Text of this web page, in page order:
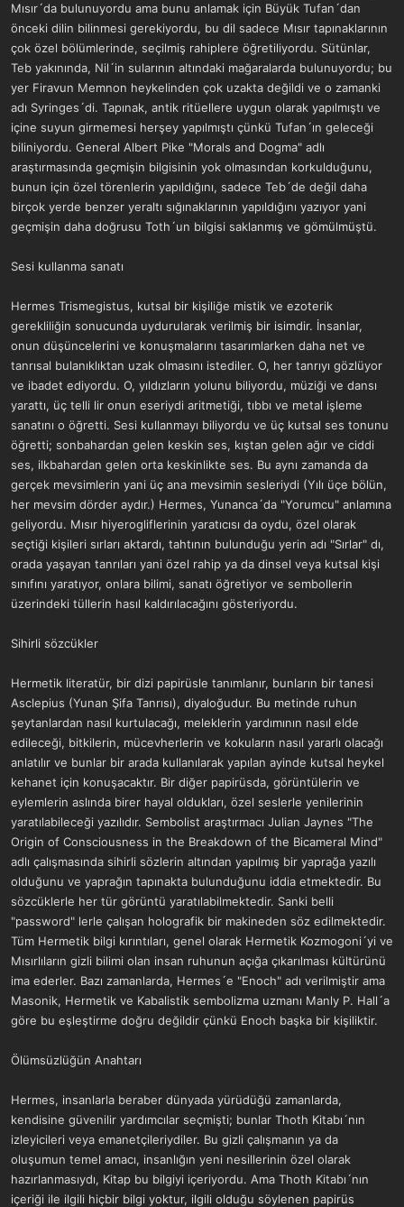
Mısır´da bulunuyordu ama bunu anlamak için Büyük Tufan´dan
önceki dilin bilinmesi gerekiyordu, bu dil sadece Mısır tapınaklarının
çok özel bölümlerinde, seçilmiş rahiplere öğretiliyordu. Sütünlar,
Teb yakınında, Nil´in sularının altındaki mağaralarda bulunuyordu; bu
yer Firavun Memnon heykelinden çok uzakta değildi ve o zamanki
adı Syringes´di. Tapınak, antik ritüellere uygun olarak yapılmıştı ve
içine suyun girmemesi herşey yapılmıştı çünkü Tufan´ın geleceği
biliniyordu. General Albert Pike "Morals and Dogma" adlı
araştırmasında geçmişin bilgisinin yok olmasından korkulduğunu,
bunun için özel törenlerin yapıldığını, sadece Teb´de değil daha
birçok yerde benzer yeraltı sığınaklarının yapıldığını yazıyor yani
geçmişin daha doğrusu Toth´un bilgisi saklanmış ve gömülmüştü.
Sesi kullanma sanatı
Hermes Trismegistus, kutsal bir kişiliğe mistik ve ezoterik
gerekliliğin sonucunda uydurularak verilmiş bir isimdir. İnsanlar,
onun düşüncelerini ve konuşmalarını tasarımlarken daha net ve
tanrısal bulanıklıktan uzak olmasını istediler. O, her tanrıyı gözlüyor
ve ibadet ediyordu. O, yıldızların yolunu biliyordu, müziği ve dansı
yarattı, üç telli lir onun eseriydi aritmetiği, tıbbı ve metal işleme
sanatını o öğretti. Sesi kullanmayı biliyordu ve üç kutsal ses tonunu
öğretti; sonbahardan gelen keskin ses, kıştan gelen ağır ve ciddi
ses, ilkbahardan gelen orta keskinlikte ses. Bu aynı zamanda da
gerçek mevsimlerin yani üç ana mevsimin sesleriydi (Yılı üçe bölün,
her mevsim dörder aydır.) Hermes, Yunanca´da "Yorumcu" anlamına
geliyordu. Mısır hiyerogliflerinin yaratıcısı da oydu, özel olarak
seçtiği kişileri sırları aktardı, tahtının bulunduğu yerin adı "Sırlar" dı,
orada yaşayan tanrıları yani özel rahip ya da dinsel veya kutsal kişi
sınıfını yaratıyor, onlara bilimi, sanatı öğretiyor ve sembollerin
üzerindeki tüllerin hasıl kaldırılacağını gösteriyordu.
Sihirli sözcükler
Hermetik literatür, bir dizi papirüsle tanımlanır, bunların bir tanesi
Asclepius (Yunan Şifa Tanrısı), diyaloğudur. Bu metinde ruhun
şeytanlardan nasıl kurtulacağı, meleklerin yardımının nasıl elde
edileceği, bitkilerin, mücevherlerin ve kokuların nasıl yararlı olacağı
anlatılır ve bunlar bir arada kullanılarak yapılan ayinde kutsal heykel
kehanet için konuşacaktır. Bir diğer papirüsda, görüntülerin ve
eylemlerin aslında birer hayal oldukları, özel seslerle yenilerinin
yaratılabileceği yazılıdır. Sembolist araştırmacı Julian Jaynes "The
Origin of Consciousness in the Breakdown of the Bicameral Mind"
adlı çalışmasında sihirli sözlerin altından yapılmış bir yaprağa yazılı
olduğunu ve yaprağın tapınakta bulunduğunu iddia etmektedir. Bu
sözcüklerle her tür görüntü yaratılabilmektedir. Sanki belli
"password" lerle çalışan holografik bir makineden söz edilmektedir.
Tüm Hermetik bilgi kırıntıları, genel olarak Hermetik Kozmogoni´yi ve
Mısırlıların gizli bilimi olan insan ruhunun açığa çıkarılması kültürünü
ima ederler. Bazı zamanlarda, Hermes´e "Enoch" adı verilmiştir ama
Masonik, Hermetik ve Kabalistik sembolizma uzmanı Manly P. Hall´a
göre bu eşleştirme doğru değildir çünkü Enoch başka bir kişiliktir.
Ölümsüzlüğün Anahtarı
Hermes, insanlarla beraber dünyada yürüdüğü zamanlarda,
kendisine güvenilir yardımcılar seçmişti; bunlar Thoth Kitabı´nın
izleyicileri veya emanetçileriydiler. Bu gizli çalışmanın ya da
oluşumun temel amacı, insanlığın yeni nesillerinin özel olarak
hazırlanmasıydı, Kitap bu bilgiyi içeriyordu. Ama Thoth Kitabı´nın
içeriği ile ilgili hiçbir bilgi yoktur, ilgili olduğu söylenen papirüs